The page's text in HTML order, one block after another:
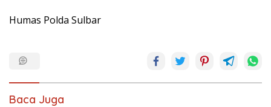
Humas Polda Sulbar
Baca Juga